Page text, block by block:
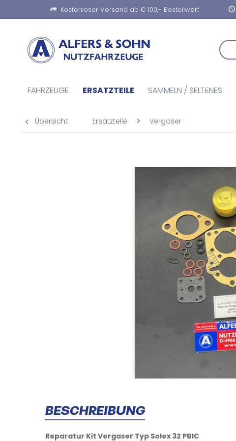
Kostenloser Versand ab € 100,- Bestellwert
FAHRZEUGE ERSATZTEILE SAMMELN / SELTENES
Übersicht Ersatzteile Vergaser
BESCHREIBUNG
Reparatur Kit Vergaser Typ Solex 32 PBIC